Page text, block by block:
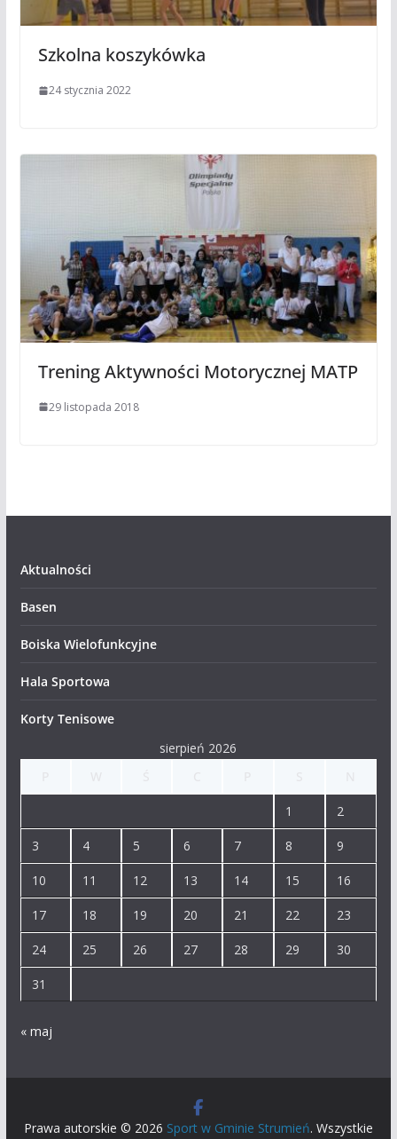
Szkolna koszykówka
24 stycznia 2022
Trening Aktywności Motorycznej MATP
29 listopada 2018
Aktualności
Basen
Boiska Wielofunkcyjne
Hala Sportowa
Korty Tenisowe
sierpień 2026
1 2
3 4 5 6 7 8 9
10 11 12 13 14 15 16
17 18 19 20 21 22 23
24 25 26 27 28 29 30
31
« maj
Prawa autorskie © 2026 Sport w Gminie Strumień. Wszystkie